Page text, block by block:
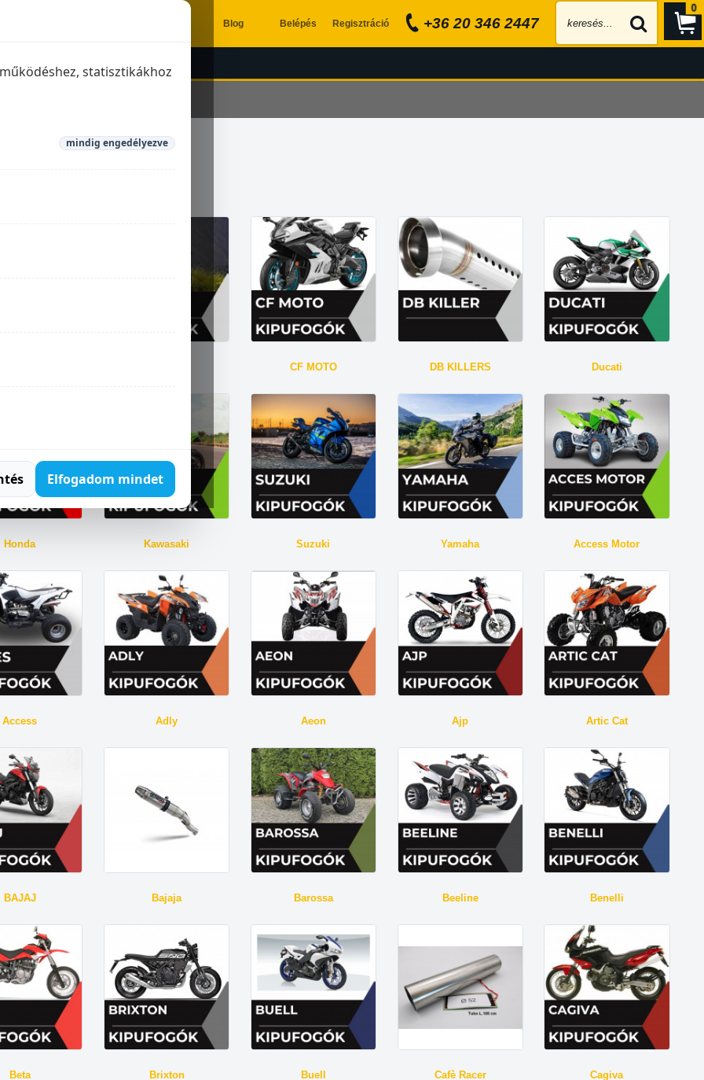
statisztikákhoz
mindig engedélyezve
Elfogadom mindet
Blog Belépés Regisztráció +36 20 346 2447
0
KIPUFOGÓK
CF MOTO DB KILLERS Ducati
Honda Kawasaki Suzuki Yamaha Access Motor
Access Adly Aeon Ajp Artic Cat
BAJAJ Bajaja Barossa Beeline Benelli
Beta Brixton Buell Cafè Racer Cagiva